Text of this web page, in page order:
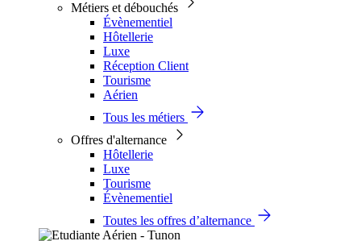
Métiers et débouchés
Évènementiel
Hôtellerie
Luxe
Réception Client
Tourisme
Aérien
Tous les métiers
Offres d'alternance
Hôtellerie
Luxe
Tourisme
Évènementiel
Toutes les offres d’alternance